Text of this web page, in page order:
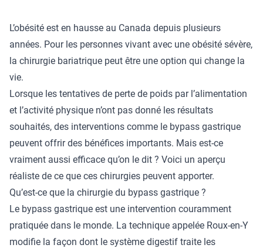
L’obésité est en hausse au Canada depuis plusieurs
années. Pour les personnes vivant avec une obésité sévère,
la chirurgie bariatrique peut être une option qui change la
vie.
Lorsque les tentatives de perte de poids par l’alimentation
et l’activité physique n’ont pas donné les résultats
souhaités, des interventions comme le bypass gastrique
peuvent offrir des bénéfices importants. Mais est-ce
vraiment aussi efficace qu’on le dit ? Voici un aperçu
réaliste de ce que ces chirurgies peuvent apporter.
Qu’est-ce que la chirurgie du bypass gastrique ?
Le bypass gastrique est une intervention couramment
pratiquée dans le monde. La technique appelée Roux-en-Y
modifie la façon dont le système digestif traite les